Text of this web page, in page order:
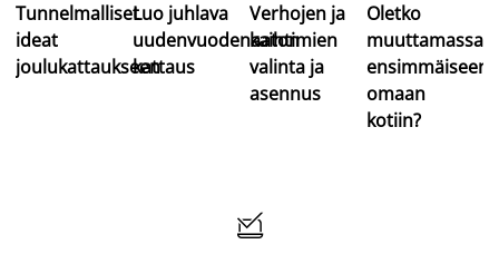
Tunnelmalliset
ideat
joulukattaukseen
Luo juhlava
uudenvuodenaaton
kattaus
Verhojen ja
kaihtimien
valinta ja
asennus
Oletko
muuttamassa
ensimmäiseen
omaan
kotiin?
